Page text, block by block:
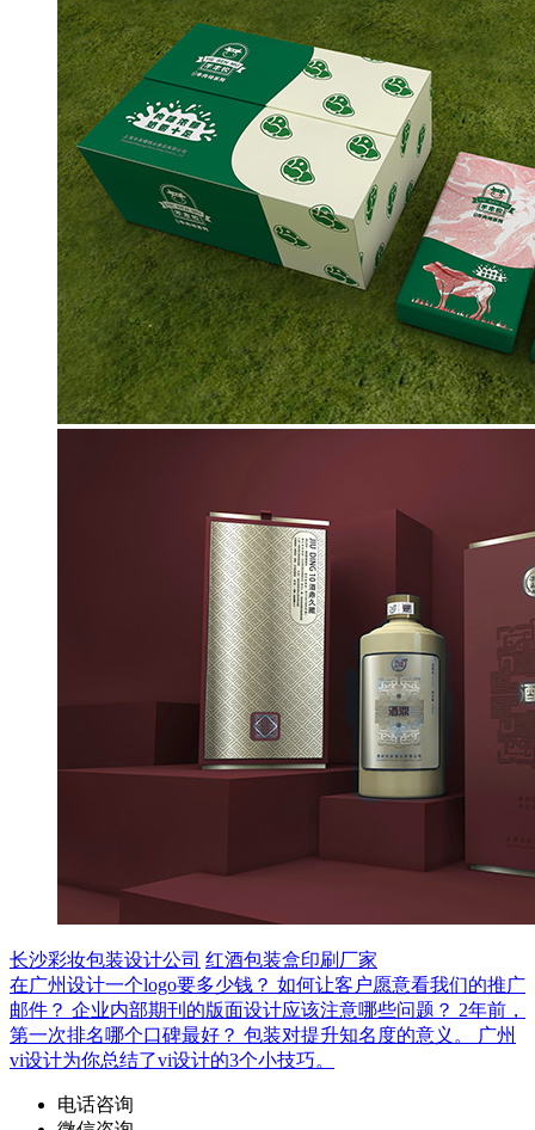
长沙彩妆包装设计公司 红酒包装盒印刷厂家
在广州设计一个logo要多少钱？ 如何让客户愿意看我们的推广
邮件？ 企业内部期刊的版面设计应该注意哪些问题？ 2年前，
第一次排名哪个口碑最好？ 包装对提升知名度的意义。
广州
vi设计为你总结了vi设计的3个小技巧。
电话咨询